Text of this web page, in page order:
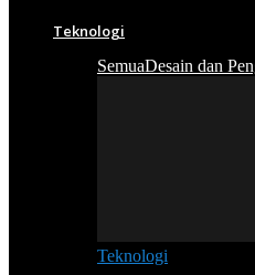
Teknologi
SemuaDesain dan
Teknologi